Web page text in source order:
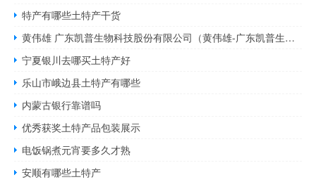
特产有哪些土特产干货
黄伟雄 广东凯普生物科技股份有限公司（黄伟雄-广东凯普生物科技股份有限公司董事长介绍）
宁夏银川去哪买土特产好
乐山市峨边县土特产有哪些
内蒙古银行靠谱吗
优秀获奖土特产品包装展示
电饭锅煮元宵要多久才熟
安顺有哪些土特产